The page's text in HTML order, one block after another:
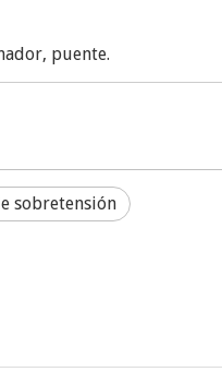
puente.
sobretensión